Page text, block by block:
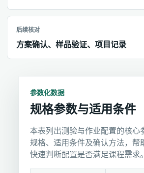
后续核对
方案确认、样品验证、项目记录
参数化数据
规格参数与适用条件
本表列出测验与作业配置的核心
规格、适用条件及确认方法，帮
快速判断配置是否满足课程需求。